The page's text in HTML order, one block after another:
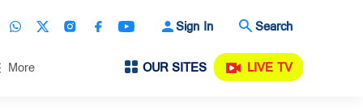
Sign In Search
More OUR SITES LIVE TV